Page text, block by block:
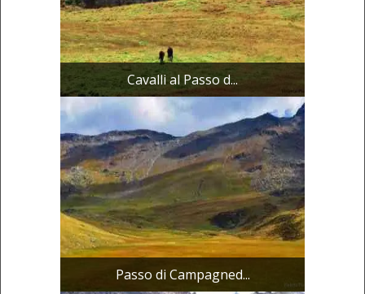
Cavalli al Passo d...
Passo di Campagned...